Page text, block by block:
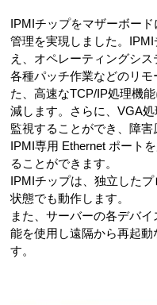
IPMIチップをマザーボー
管理を実現しました。
え、オペレーティングシス
各種パッチ作業などのリ
た、高速なTCP/IP処理機
減します。さらに、VGA
監視することができ、障害
IPMI専用 Ethernet ポート
ることができます。
IPMIチップは、独立した
状態でも動作します。
また、サーバーの各デバ
能を使用し遠隔から再起
す。